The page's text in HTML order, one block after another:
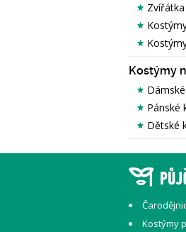
Zvířátka
Kostýmy
Pánské
Dětské
Kostýmy